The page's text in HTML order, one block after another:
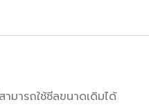
มารถใช้ซีลขนาดเดิมได้